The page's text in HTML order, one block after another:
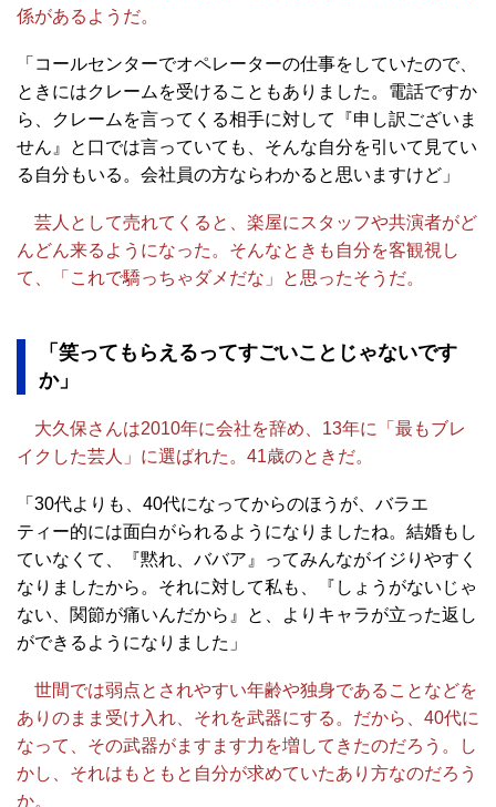
係があるようだ。
「コールセンターでオペレーターの仕事をしていたので、
ときにはクレームを受けることもありました。電話ですか
ら、クレームを言ってくる相手に対して『申し訳ございま
せん』と口では言っていても、そんな自分を引いて見てい
る自分もいる。会社員の方ならわかると思いますけど」
芸人として売れてくると、楽屋にスタッフや共演者がど
んどん来るようになった。そんなときも自分を客観視し
て、「これで驕っちゃダメだな」と思ったそうだ。
「笑ってもらえるってすごいことじゃないです
か」
大久保さんは2010年に会社を辞め、13年に「最もブレ
イクした芸人」に選ばれた。41歳のときだ。
「30代よりも、40代になってからのほうが、バラエ
ティー的には面白がられるようになりましたね。結婚もし
ていなくて、『黙れ、ババア』ってみんながイジりやすく
なりましたから。それに対して私も、『しょうがないじゃ
ない、関節が痛いんだから』と、よりキャラが立った返し
ができるようになりました」
世間では弱点とされやすい年齢や独身であることなどを
ありのまま受け入れ、それを武器にする。だから、40代に
なって、その武器がますます力を増してきたのだろう。し
かし、それはもともと自分が求めていたあり方なのだろう
か。